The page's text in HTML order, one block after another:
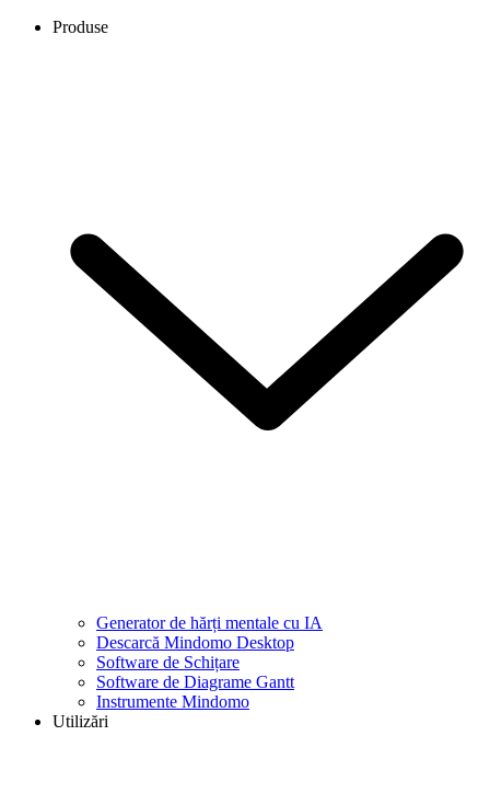
Produse
Generator de hărți mentale cu IA
Descarcă Mindomo Desktop
Software de Schițare
Software de Diagrame Gantt
Instrumente Mindomo
Utilizări